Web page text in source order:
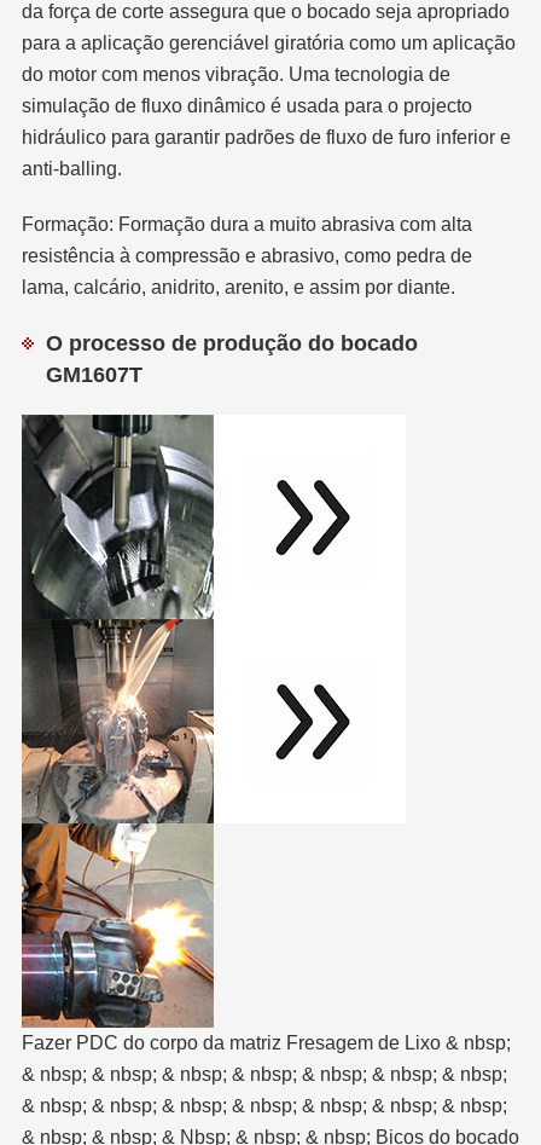
da força de corte assegura que o bocado seja apropriado
para a aplicação gerenciável giratória como um aplicação
do motor com menos vibração. Uma tecnologia de
simulação de fluxo dinâmico é usada para o projecto
hidráulico para garantir padrões de fluxo de furo inferior e
anti-balling.
Formação: Formação dura a muito abrasiva com alta
resistência à compressão e abrasivo, como pedra de
lama, calcário, anidrito, arenito, e assim por diante.
O processo de produção do bocado
GM1607T
Fazer PDC do corpo da matriz Fresagem de Lixo & nbsp;
& nbsp; & nbsp; & nbsp; & nbsp; & nbsp; & nbsp; & nbsp;
& nbsp; & nbsp; & nbsp; & nbsp; & nbsp; & nbsp; & nbsp;
& nbsp; & nbsp; & Nbsp; & nbsp; & nbsp; Bicos do bocado